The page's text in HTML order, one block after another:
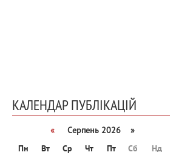
КАЛЕНДАР ПУБЛІКАЦІЙ
«
Серпень 2026 »
Пн
Вт Ср Чт Пт Сб
Нд